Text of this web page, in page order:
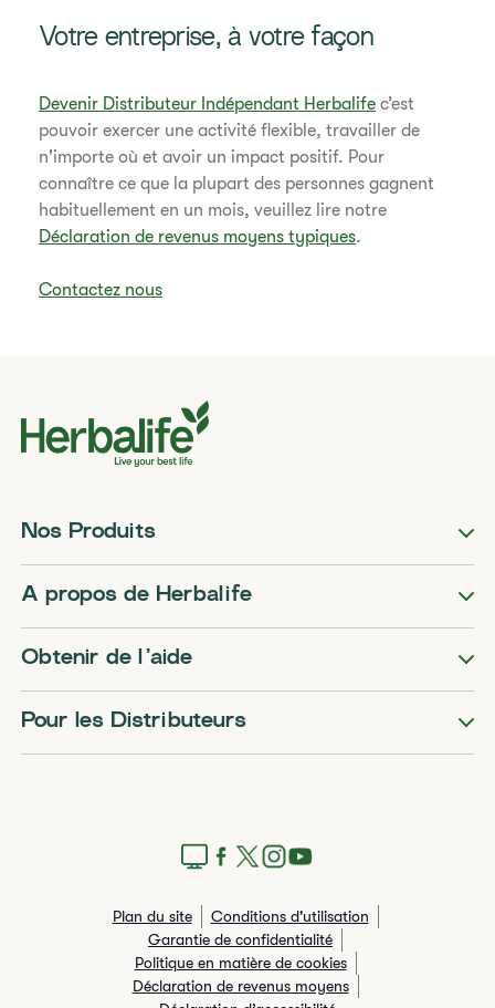
Votre entreprise, à votre façon
Devenir Distributeur Indépendant Herbalife c’est
pouvoir exercer une activité flexible, travailler de
n'importe où et avoir un impact positif. Pour
connaître ce que la plupart des personnes gagnent
habituellement en un mois, veuillez lire notre
Déclaration de revenus moyens typiques.
Contactez nous
Nos Produits
A propos de Herbalife
Obtenir de l’aide
Pour les Distributeurs
Plan du site
Conditions d'utilisation
Garantie de confidentialité
Politique en matière de cookies
Déclaration de revenus moyens